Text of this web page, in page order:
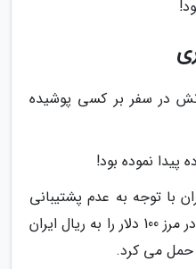
در سفر بر کسی پوشیده
پیدا نموده بود!
با توجه به عدم پشتیبانی
کارت های اعتباری، کوئن در مرز 100 دلار را به ریال ایران
حمل می کرد.